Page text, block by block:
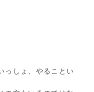
っしょ、やることい